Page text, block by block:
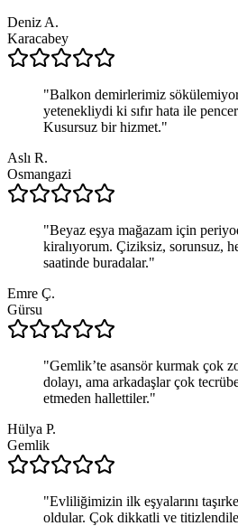
Deniz A.
Karacabey
"Balkon demirlerimiz
yetenekliydi ki sıfır hata ile
Kusursuz bir hizmet."
Aslı R.
Osmangazi
"Beyaz eşya mağazam için
kiralıyorum. Çiziksiz, sorunsuz,
saatinde buradalar."
Emre Ç.
Gürsu
"Gemlik’te asansör kurmak çok
dolayı, ama arkadaşlar çok
etmeden hallettiler."
Hülya P.
Gemlik
"Evliliğimizin ilk eşyalarını
oldular. Çok dikkatli ve